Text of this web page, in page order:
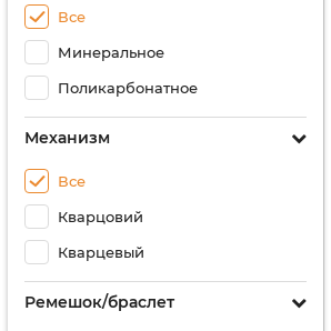
Все
Минеральное
Поликарбонатное
Механизм
Все
Кварцовий
Кварцевый
Ремешок/браслет